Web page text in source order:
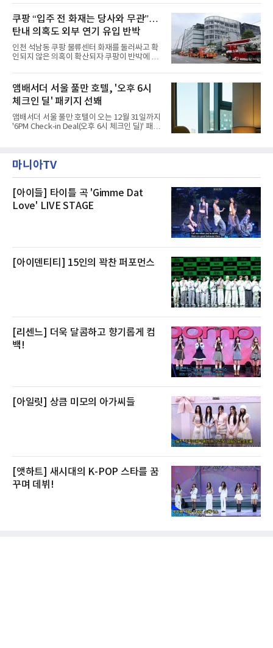
라 극장을 모티브로 한 데코레이션으로 구성됐
다. 무대 공간 및 티켓 박스
필먼트서비스(CFS)가 지난 28일부터 화재 피해
주민을 대상으로 전문 출장 청소서비스 지원에
나섬으로써 본격적인 지역사회 복구 작업이 시
작된 것이다.대피소 주민 중심 청소 접수, 첫날
부터 2가구 지원 완료CFS는 신현초등학교, 신
현북초등학교, 신현여자중학교 등 인천 서해구
관내 임시 대피소 3곳에서 체류해온 화재 피해
민들의 호응 속에 CFS는 즉시 행동에 나섰다. 지
난 28일 오후 전문 청소업체와
쿠팡 “입주 전 화재는 당사와 무관”…
탄내 의혹도 외부 연기 유입 반박
인천 석남동 쿠팡 물류센터 화재를 둘러싸고 확
인되지 않은 의혹이 확산되자 쿠팡이 반박에 나
에 대해서는 외부 화재 연기 유입이라고 설명했
고, 2023년 같은 물류센터에서 발생한 화재에
대해서도 쿠팡 입주 전 공사 과정에서 벌어진 일
이라며 선을 그었다.쿠팡은 21일 인천 물류센터
내부에서 불이 타는 냄새가 났다는 의혹과 관련
해 “사실무근”이라는 입장을 밝혔다.회사 측은
“인근에서 지난 15일 다른 회사에서 발생한 대
것으로 확인됐다”고 설명했다.이어 “정확한 화
재 원인은 추후 조사될
앰배서더 서울 풀만 호텔, '오후 6시
체크인 딜' 패키지 선봬
앰배서더 서울 풀만 호텔이 오는 12월 31일까지
'6PM Check-in Deal(오후 6시 체크인 딜)' 패키
텔 측은 “퇴근 후 또는 주말 도심 속에서 짧지만
온전한 휴식을 원하는 고객들에게 특별한 경험
제큐티브 두 가지 타입으로 구성된다. 디럭스 패
키지는 객실 1박(룸 온리)으로 심플한 호캉스를
즐길 수 있으며, 이그제큐티브 패키지는 객실 1
마니아TV
[아이들] 타이틀 곡 'Gimme Dat
Love' LIVE STAGE
[아이덴티티] 15인의 꽉찬 퍼포먼스
[리센느] 더욱 달콤하고 향기롭게 컴
백!
[아일릿] 상큼 미모의 아가씨들
[앳하트] 새시대의 K-POP 스타를 꿈
꾸며 데뷔!